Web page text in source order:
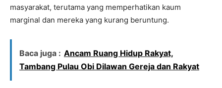
masyarakat, terutama yang memperhatikan kaum
marginal dan mereka yang kurang beruntung.
Baca juga : Ancam Ruang Hidup Rakyat,
Tambang Pulau Obi Dilawan Gereja dan Rakyat